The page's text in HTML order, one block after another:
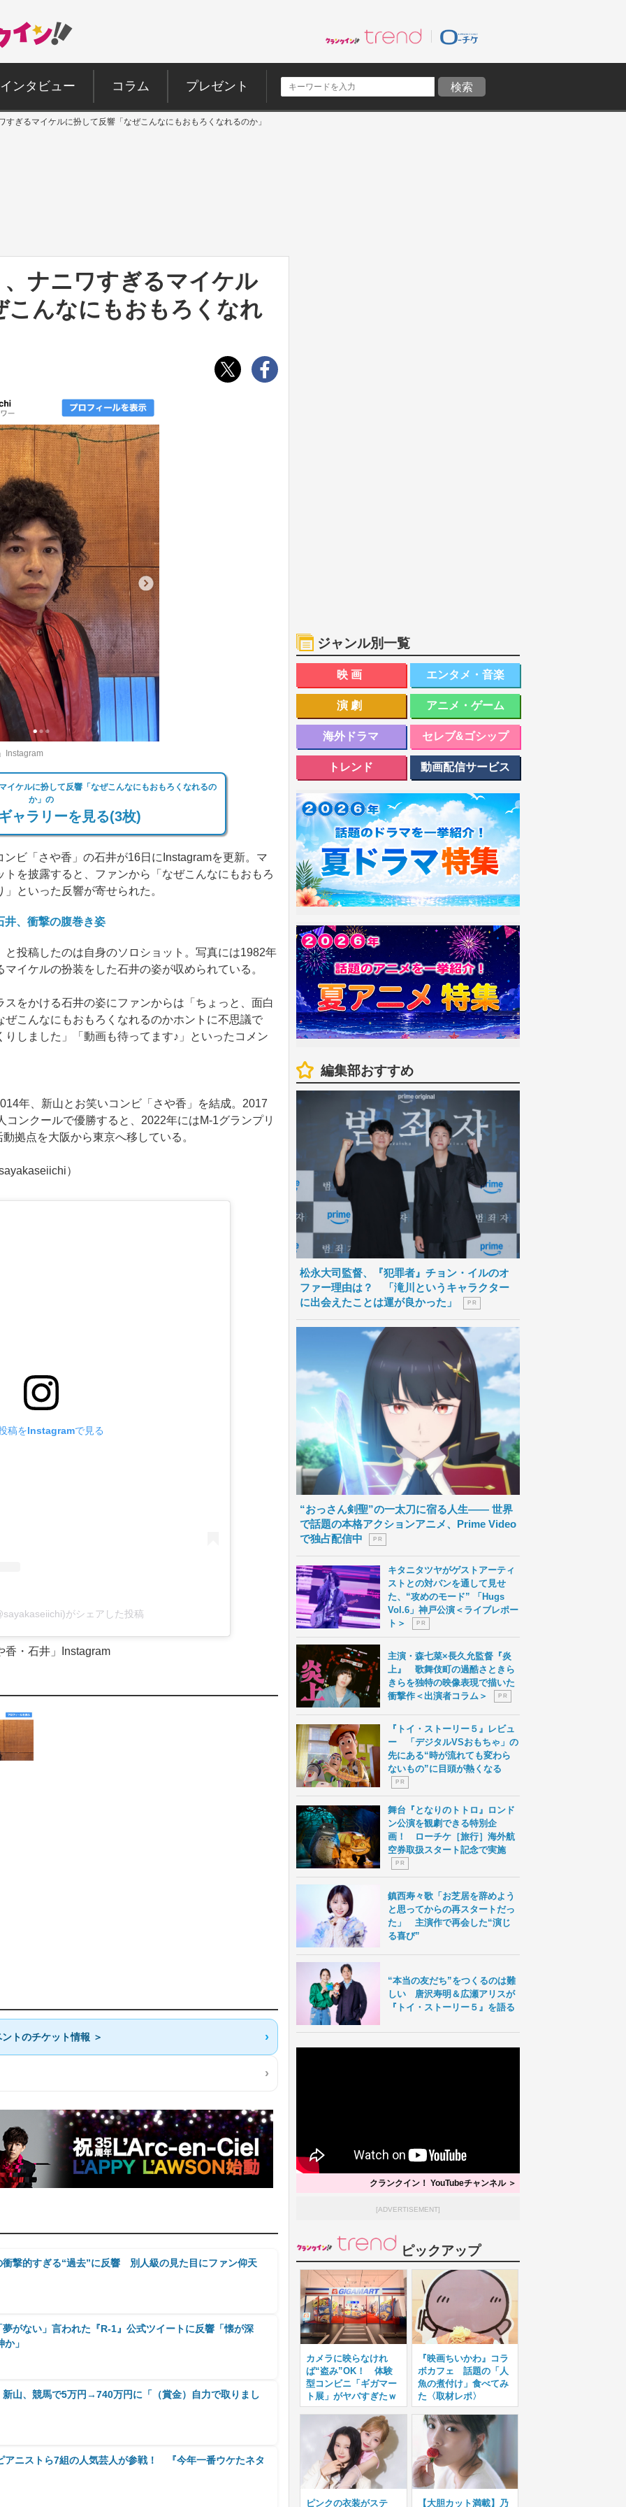
インタビュー コラム プレゼント
すぎるマイケルに扮して反響「なぜこんなにもおもろくなれるのか」
ナニワすぎるマイケル
こんなにもおもろくなれ
Instagram
イケルに扮して反響「なぜこんなにもおもろくなれるの
か」の
ャラリーを見る(3枚)
ビ「さや香」の石井が16日にInstagramを更新。マ
を披露すると、ファンから「なぜこんなにもおもろ
といった反響が寄せられた。
、衝撃の腹巻き姿
投稿したのは自身のソロショット。写真には1982年
イケルの扮装をした石井の姿が収められている。
をかける石井の姿にファンからは「ちょっと、面白
こんなにもおもろくなれるのかホントに不思議で
しました」「動画も待ってます♪」といったコメン
年、新山とお笑いコンビ「さや香」を結成。2017
ンクールで優勝すると、2022年にはM-1グランプリ
拠点を大阪から東京へ移している。
）
稿をInstagramで見る
がシェアした投稿
香・石井」Instagram
トのチケット情報 ＞
撃的すぎる“過去”に反響 別人級の見た目にファン仰天
がない」言われた『R‐1』公式ツイートに反響「懐が深
」
山、競馬で5万円→740万円に「（賞金）自力で取りまし
アニストら7組の人気芸人が参戦！ 『今年一番ウケたネタ
ジャンル別一覧
映画 エンタメ・音楽
演劇 アニメ・ゲーム
海外ドラマ セレブ&ゴシップ
トレンド 動画配信サービス
編集部おすすめ
松永大司監督、『犯罪者』チョン・イルのオ
ファー理由は？ 「滝川というキャラクター
に出会えたことは運が良かった」
P R
“おっさん剣聖”の一太刀に宿る人生―― 世界
で話題の本格アクションアニメ、Prime Video
で独占配信中
P R
キタニタツヤがゲストアーティ
ストとの対バンを通して見せ
た、“攻めのモード” 「Hugs
Vol.6」神戸公演＜ライブレポー
ト＞
P R
主演・森七菜×長久允監督『炎
上』 歌舞伎町の過酷さときら
きらを独特の映像表現で描いた
衝撃作＜出演者コラム＞
P R
『トイ・ストーリー５』レビュ
ー 「デジタルVSおもちゃ」の
先にある“時が流れても変わら
ないもの”に目頭が熱くなる
P R
舞台『となりのトトロ』ロンド
ン公演を観劇できる特別企
画！ ローチケ［旅行］海外航
空券取扱スタート記念で実施
P R
鎮西寿々歌「お芝居を辞めよう
と思ってからの再スタートだっ
た」 主演作で再会した“演じ
る喜び”
“本当の友だち”をつくるのは難
しい 唐沢寿明＆広瀬アリスが
『トイ・ストーリー５』を語る
クランクイン！ YouTubeチャンネル ＞
[ADVERTISEMENT]
ピックアップ
カメラに映らなけれ
ば“盗み”OK！ 体験
型コンビニ「ギガマー
ト展」がヤバすぎたｗ
『映画ちいかわ』コラ
ボカフェ 話題の「人
魚の煮付け」食べてみ
た〈取材レポ〉
ピンクの衣装がステ 【大胆カット満載】乃